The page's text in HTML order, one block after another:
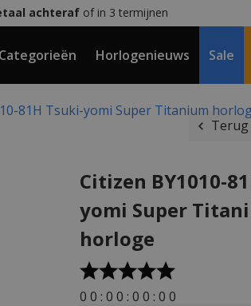
achterafof in 3 termijnen
Categorieën Horlogenieuws Sale
81H Tsuki-yomi Super Titanium
Citizen BY1010-
yomi Super
horloge
0 0 : 0 0 : 0 0 : 0 0